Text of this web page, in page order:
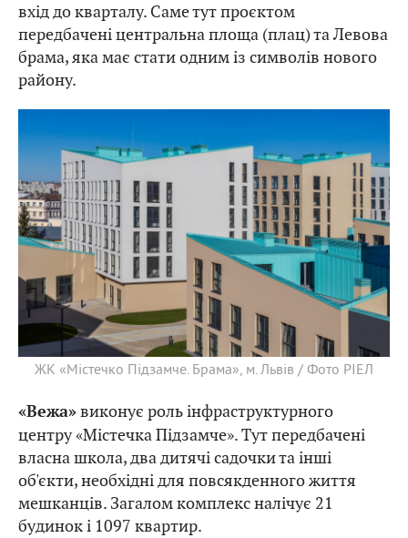
вхід до кварталу. Саме тут проєктом
передбачені центральна площа (плац) та Левова
брама, яка має стати одним із символів нового
району.
ЖК «Містечко Підзамче. Брама», м. Львів / Фото РІЕЛ
«Вежа»виконує роль інфраструктурного
центру «Містечка Підзамче». Тут передбачені
власна школа, два дитячі садочки та інші
об'єкти, необхідні для повсякденного життя
мешканців. Загалом комплекс налічує 21
будинок і 1097 квартир.